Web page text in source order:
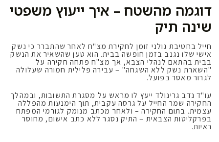
דוגמה מהשטח – איך ייעוץ משפטי
שינה תיק
חייל בחטיבת גולני זומן לחקירת מצ"ח לאחר שהתברר כי נשק
אישי שלו נגנב בזמן חופשה בבית. הוא טען שהשאיר את הנשק
בבית בהתאם לנהלי הצבא, אך מצ"ח פתחה חקירה על
"השארת נשק ללא השגחה" – עבירה פלילית חמורה שעלולה
לגרור מאסר בפועל.
עו"ד נדב גרינולד ייעץ לו מראש על מסגרת התשובות, ובמהלך
החקירה שמר החייל על גרסה עקבית, תוך הימנעות מהפללה
עצמית. בתום החקירה – ולאחר מכתב מנומק לגורמי המפתח
בפרקליטות הצבאית – התיק נסגר ללא כתב אישום, מחוסר
ראיות.